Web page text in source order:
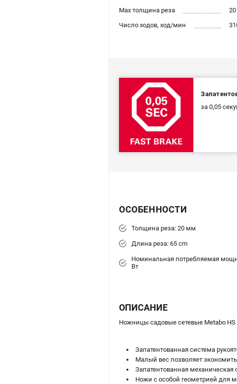
Max толщина реза
Число ходов, ход/мин
за 0,05
ОСОБЕННОСТИ
Толщина реза: 20 мм
Длина реза: 65 cm
Номинальная потребляемая
Вт
ОПИСАНИЕ
Ножницы садовые сетевые Metabo HS
Запатентованная система
Малый вес позволяет
Запатентованная
Ножи с особой геометрией для